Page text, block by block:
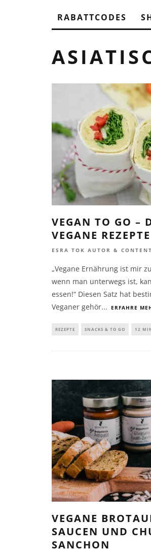
RABATTCODES
VEGAN TO GO –
VEGANE REZEPTE
ESRA TOK AUTOR &
„Vegane Ernährung ist mir
wenn man unterwegs ist,
essen!“ Diesen Satz hat
Veganer gehör... ERFAHRE
REZEPTE SNACKS & TO GO 12
VEGANE
SAUCEN UND
SANCHON